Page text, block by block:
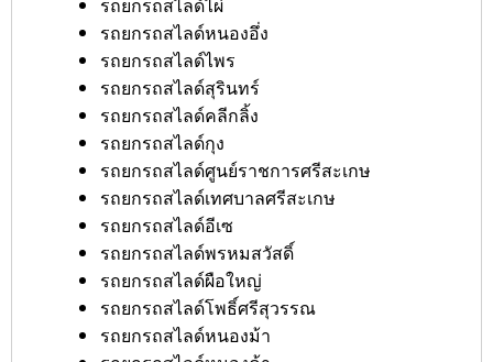
รถยกรถสไลด์ไผ่
รถยกรถสไลด์หนองอึ่ง
รถยกรถสไลด์ไพร
รถยกรถสไลด์สุรินทร์
รถยกรถสไลด์คลีกลิ้ง
รถยกรถสไลด์กุง
รถยกรถสไลด์ศูนย์ราชการศรีสะเกษ
รถยกรถสไลด์เทศบาลศรีสะเกษ
รถยกรถสไลด์อีเซ
รถยกรถสไลด์พรหมสวัสดิ์
รถยกรถสไลด์ผือใหญ่
รถยกรถสไลด์โพธิ์ศรีสุวรรณ
รถยกรถสไลด์หนองม้า